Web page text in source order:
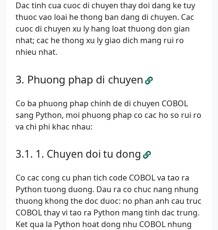
Dac tinh cua cuoc di chuyen thay doi dang ke tuy
thuoc vao loai he thong ban dang di chuyen. Cac
cuoc di chuyen xu ly hang loat thuong don gian
nhat; cac he thong xu ly giao dich mang rui ro
nhieu nhat.
Phuong phap di chuyen
Co ba phuong phap chinh de di chuyen COBOL
sang Python, moi phuong phap co cac ho so rui ro
va chi phi khac nhau:
1. Chuyen doi tu dong
Co cac cong cu phan tich code COBOL va tao ra
Python tuong duong. Dau ra co chuc nang nhung
thuong khong the doc duoc: no phan anh cau truc
COBOL thay vi tao ra Python mang tinh dac trung.
Ket qua la Python hoat dong nhu COBOL nhung